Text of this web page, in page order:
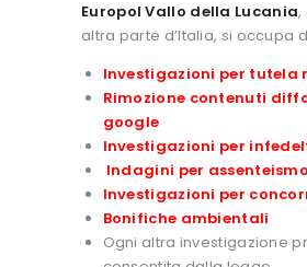
Europol Vallo della Lucania,
altra parte d’Italia, si occupa
Investigazioni per tutela
Rimozione contenuti
google
Investigazioni per
Indagini per assenteismo
Investigazioni per
Bonifiche ambientali
Ogni altra investigazione